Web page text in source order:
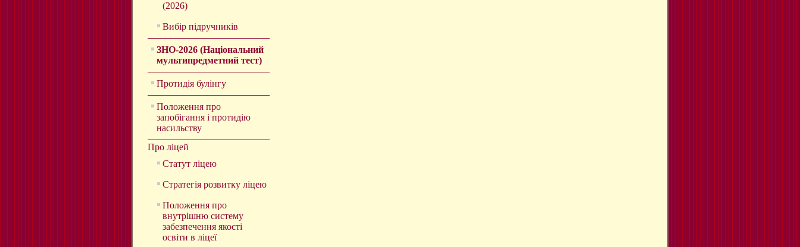
(2026)
Вибір підручників
ЗНО-2026 (Національний
мультипредметний тест)
Протидія булінгу
Положення про
запобігання і протидію
насильству
Про ліцей
Статут ліцею
Стратегія розвитку ліцею
Положення про
внутрішню систему
забезпечення якості
освіти в ліцеї